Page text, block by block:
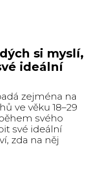
si myslí,
ideální
zejména na
ve věku 18–29
svého
své ideální
zda na něj